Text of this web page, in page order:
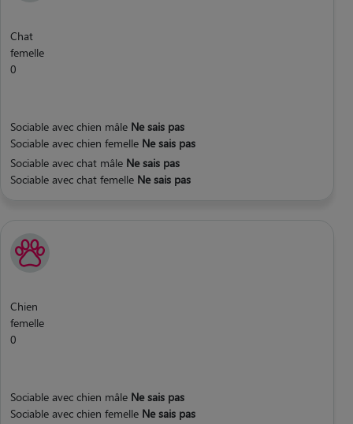
Chat
femelle
0
Sociable avec chien mâle Ne sais pas
Sociable avec chien femelle Ne sais pas
Sociable avec chat mâle Ne sais pas
Sociable avec chat femelle Ne sais pas
Chien
femelle
0
Sociable avec chien mâle Ne sais pas
Sociable avec chien femelle Ne sais pas